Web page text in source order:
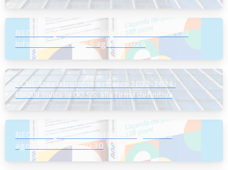
NEODS26 | Le credenziali per accedere alla call
informativa di oggi 6 agosto 2026
CCNL Area istruzione e ricerca 2022-2024:
l’ARAN invita le OO.SS. alla firma definitiva
NEODS26 | Call informativa ANP giovedì 6
agosto 2026 ore 20.30